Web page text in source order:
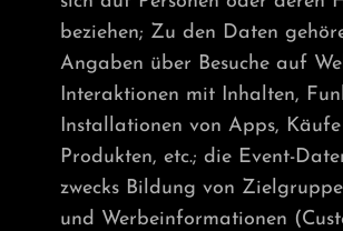
beziehen; Zu den Daten
Angaben über Besuche auf
Interaktionen mit Inhalten,
Installationen von Apps,
Produkten, etc.; die Event-
zwecks Bildung von
und Werbeinformationen